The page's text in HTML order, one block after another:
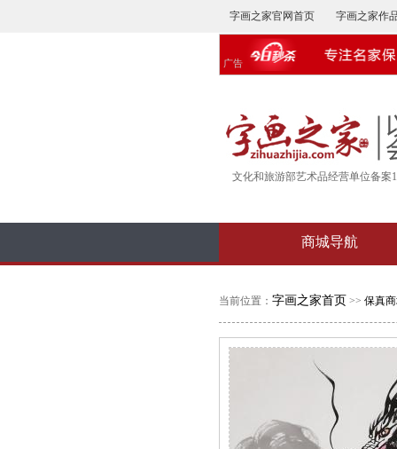
字画之家官网首页 字画之家作
广告
文化和旅游部艺术品经营单位备案
商城导航
当前位置： 字画之家首页 >> 保真